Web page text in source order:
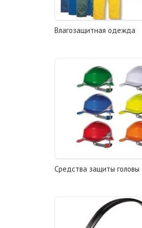
Влагозащитная одежда
Средства защиты головы